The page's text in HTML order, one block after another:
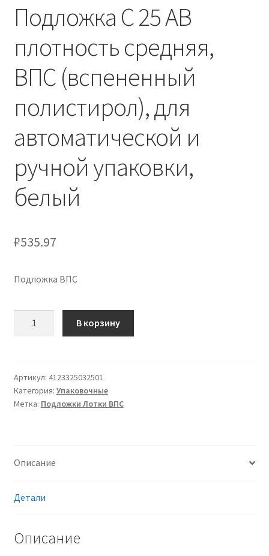
Подложка C 25 AB
плотность средняя,
ВПС (вспененный
полистирол), для
автоматической и
ручной упаковки,
белый
₽535.97
Подложка ВПС
25
AB
плотность
полистирол),
автоматической
упаковки,
В корзину
Артикул: 4123325032501
Категория: Упаковочные
Метка: Подложки Лотки ВПС
Описание
Детали
Описание